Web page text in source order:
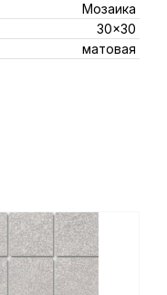
Мозаика
30x30
матовая